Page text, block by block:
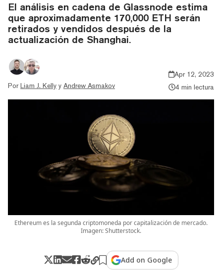
El análisis en cadena de Glassnode estima
que aproximadamente 170,000 ETH serán
retirados y vendidos después de la
actualización de Shanghai.
Por Liam J. Kelly y Andrew Asmakov
Apr 12, 2023
4 min lectura
Ethereum es la segunda criptomoneda por capitalización de mercado.
Imagen: Shutterstock.
Add on Google